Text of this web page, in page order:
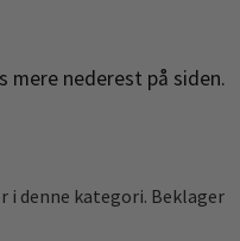
mere nederest på siden.
i denne kategori. Beklager